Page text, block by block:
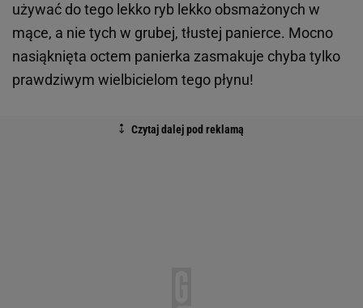
używać do tego lekko ryb lekko obsmażonych w
mące, a nie tych w grubej, tłustej panierce. Mocno
nasiąknięta octem panierka zasmakuje chyba tylko
prawdziwym wielbicielom tego płynu!